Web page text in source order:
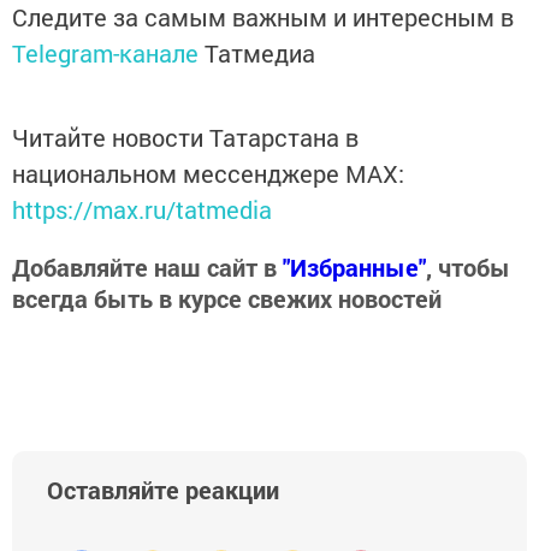
Следите за самым важным и интересным в
Telegram-канале Татмедиа
Читайте новости Татарстана в
национальном мессенджере MАХ:
https://max.ru/tatmedia
Добавляйте наш сайт в"Избранные", чтобы
всегда быть в курсе свежих новостей
Оставляйте реакции